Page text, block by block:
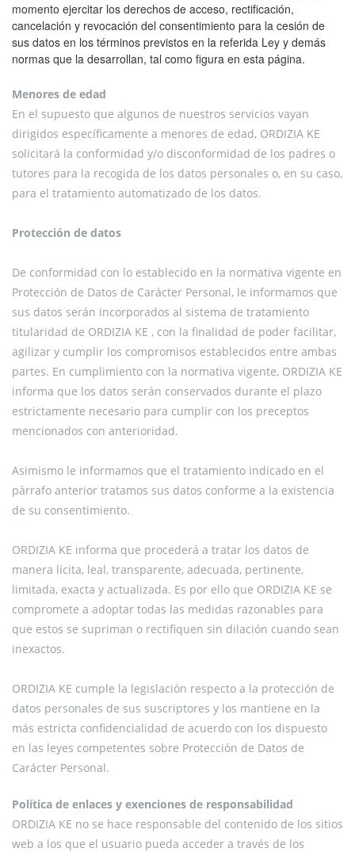
momento ejercitar los derechos de acceso, rectificación,
cancelación y revocación del consentimiento para la cesión de
sus datos en los términos previstos en la referida Ley y demás
normas que la desarrollan, tal como figura en esta página.
Menores de edad
En el supuesto que algunos de nuestros servicios vayan
dirigidos específicamente a menores de edad, ORDIZIA KE
solicitará la conformidad y/o disconformidad de los padres o
tutores para la recogida de los datos personales o, en su caso,
para el tratamiento automatizado de los datos.
Protección de datos
De conformidad con lo establecido en la normativa vigente en
Protección de Datos de Carácter Personal, le informamos que
sus datos serán incorporados al sistema de tratamiento
titularidad de ORDIZIA KE , con la finalidad de poder facilitar,
agilizar y cumplir los compromisos establecidos entre ambas
partes. En cumplimiento con la normativa vigente, ORDIZIA KE
informa que los datos serán conservados durante el plazo
estrictamente necesario para cumplir con los preceptos
mencionados con anterioridad.
Asimismo le informamos que el tratamiento indicado en el
párrafo anterior tratamos sus datos conforme a la existencia
de su consentimiento.
ORDIZIA KE informa que procederá a tratar los datos de
manera lícita, leal, transparente, adecuada, pertinente,
limitada, exacta y actualizada. Es por ello que ORDIZIA KE se
compromete a adoptar todas las medidas razonables para
que estos se supriman o rectifiquen sin dilación cuando sean
inexactos.
ORDIZIA KE cumple la legislación respecto a la protección de
datos personales de sus suscriptores y los mantiene en la
más estricta confidencialidad de acuerdo con los dispuesto
en las leyes competentes sobre Protección de Datos de
Carácter Personal.
Política de enlaces y exenciones de responsabilidad
ORDIZIA KE no se hace responsable del contenido de los sitios
web a los que el usuario pueda acceder a través de los